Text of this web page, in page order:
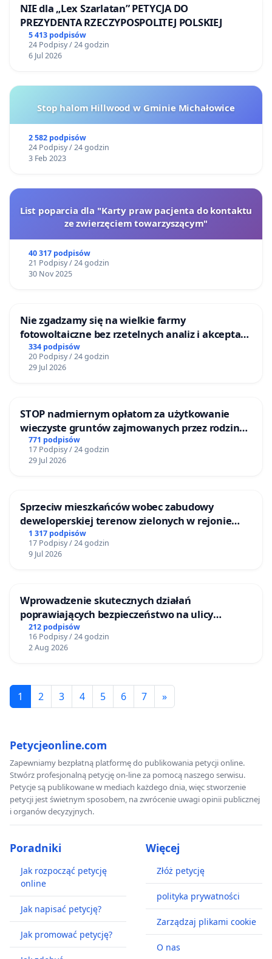
NIE dla „Lex Szarlatan” PETYCJA DO
PREZYDENTA RZECZYPOSPOLITEJ POLSKIEJ
5 413 podpisów
24 Podpisy / 24 godzin
6 Jul 2026
Stop halom Hillwood w Gminie Michałowice
2 582 podpisów
24 Podpisy / 24 godzin
3 Feb 2023
List poparcia dla "Karty praw pacjenta do kontaktu
ze zwierzęciem towarzyszącym"
40 317 podpisów
21 Podpisy / 24 godzin
30 Nov 2025
Nie zgadzamy się na wielkie farmy
fotowoltaiczne bez rzetelnych analiz i akceptacji
mieszkańców
334 podpisów
20 Podpisy / 24 godzin
29 Jul 2026
STOP nadmiernym opłatom za użytkowanie
wieczyste gruntów zajmowanych przez rodzinne
ogrody działkowe.
771 podpisów
17 Podpisy / 24 godzin
29 Jul 2026
Sprzeciw mieszkańców wobec zabudowy
deweloperskiej terenow zielonych w rejonie
Bulwarów Straceńskich w Bielsku-Białej
1 317 podpisów
17 Podpisy / 24 godzin
9 Jul 2026
Wprowadzenie skutecznych działań
poprawiających bezpieczeństwo na ulicy
Żeromskiego w Otwocku
212 podpisów
16 Podpisy / 24 godzin
2 Aug 2026
1 2 3 4 5 6 7 »
Petycjeonline.com
Zapewniamy bezpłatną platformę do publikowania petycji online.
Stwórz profesjonalną petycję on-line za pomocą naszego serwisu.
Petycje są publikowane w mediach każdego dnia, więc stworzenie
petycji jest świetnym sposobem, na zwrócenie uwagi opinii publicznej
i organów decyzyjnych.
Poradniki
Jak rozpocząć petycję
online
Jak napisać petycję?
Jak promować petycję?
Więcej
Złóż petycję
polityka prywatności
Zarządzaj plikami cookie
O nas